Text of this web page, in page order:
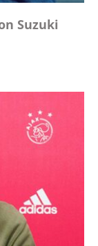
Suzuki